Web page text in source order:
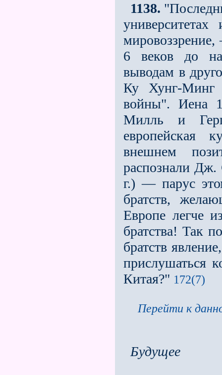
1138.
6 веков до
выводам в
Ку Хунг-Минг
войны". Иена
Милль и
европейская
внешнем
распознали
г.) — парус
братств,
Европе легче
братства! Так
братств
прислушаться
Китая?" 172(7)
Перейти к
Будущее